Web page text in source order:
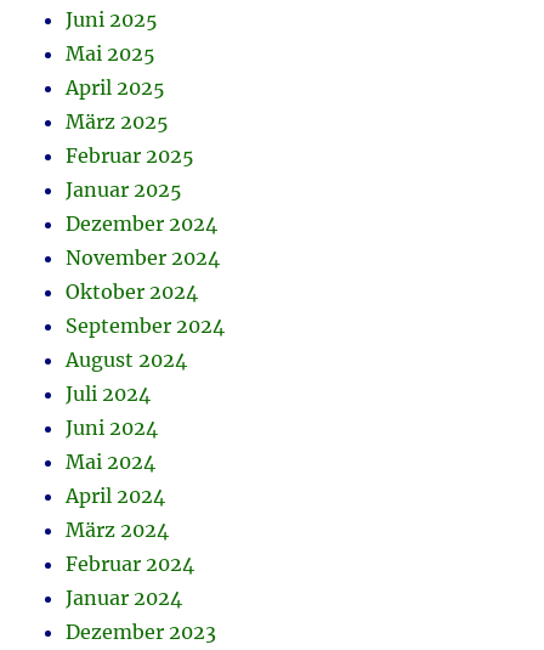
Juni 2025
Mai 2025
April 2025
März 2025
Februar 2025
Januar 2025
Dezember 2024
November 2024
Oktober 2024
September 2024
August 2024
Juli 2024
Juni 2024
Mai 2024
April 2024
März 2024
Februar 2024
Januar 2024
Dezember 2023